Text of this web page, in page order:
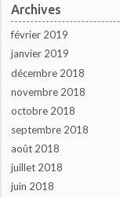
Archives
février 2019
janvier 2019
décembre 2018
novembre 2018
octobre 2018
septembre 2018
août 2018
juillet 2018
juin 2018